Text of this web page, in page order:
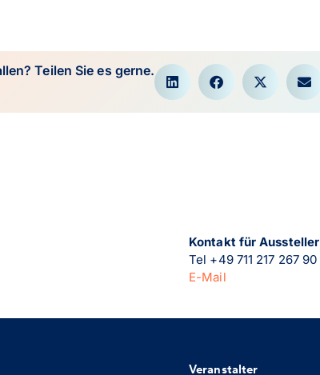
Teilen Sie es gerne.
Kontakt für Aussteller
Tel +49 711 217 267 90
E-Mail
Veranstalter